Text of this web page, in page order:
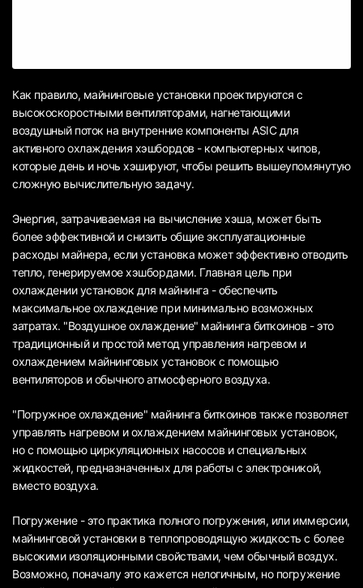
Как правило, майнинговые установки проектируются с
высокоскоростными вентиляторами, нагнетающими
воздушный поток на внутренние компоненты ASIC для
активного охлаждения хэшбордов - компьютерных чипов,
которые день и ночь хэшируют, чтобы решить вышеупомянутую
сложную вычислительную задачу.
Энергия, затрачиваемая на вычисление хэша, может быть
более эффективной и снизить общие эксплуатационные
расходы майнера, если установка может эффективно отводить
тепло, генерируемое хэшбордами. Главная цель при
охлаждении установок для майнинга - обеспечить
максимальное охлаждение при минимально возможных
затратах. "Воздушное охлаждение" майнинга биткоинов - это
традиционный и простой метод управления нагревом и
охлаждением майнинговых установок с помощью
вентиляторов и обычного атмосферного воздуха.
"Погружное охлаждение" майнинга биткоинов также позволяет
управлять нагревом и охлаждением майнинговых установок,
но с помощью циркуляционных насосов и специальных
жидкостей, предназначенных для работы с электроникой,
вместо воздуха.
Погружение - это практика полного погружения, или иммерсии,
майнинговой установки в теплопроводящую жидкость с более
высокими изоляционными свойствами, чем обычный воздух.
Возможно, поначалу это кажется нелогичным, но погружение